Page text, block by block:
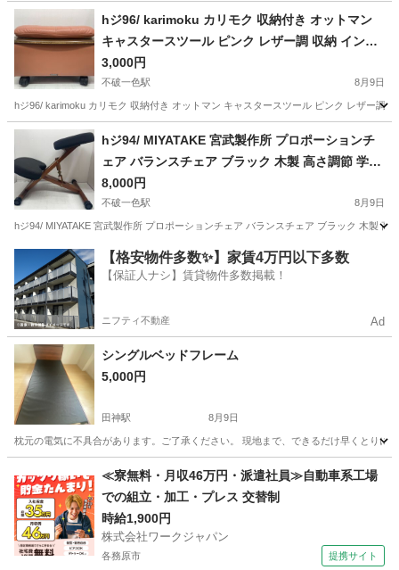
岐阜 羽島市 不破一色駅 本革
hジ96/ karimoku カリモク 収納付き オットマン
キャスタースツール ピンク レザー調 収納 インテ
リア 家具
3,000円
不破一色駅 8月9日
hジ96/ karimoku カリモク 収納付き オットマン キャスタースツール ピンク レザー調
岐阜 羽島市 不破一色駅 karimoku
hジ94/ MIYATAKE 宮武製作所 プロポーションチ
ェア バランスチェア ブラック 木製 高さ調節 学習
椅子 ブラック
8,000円
不破一色駅 8月9日
hジ94/ MIYATAKE 宮武製作所 プロポーションチェア バランスチェア ブラック 木製
羽島市 不破一色駅 椅子 宮武
【格安物件多数✨】家賃4万円以下多数
【保証人ナシ】賃貸物件多数掲載！
ニフティ不動産 Ad
シングルベッドフレーム
5,000円
田神駅 8月9日
枕元の電気に不具合があります。ご了承ください。 現地まで、できるだけ早くとりに
田神駅 ベッド フレーム
≪寮無料・月収46万円・派遣社員≫自動車系工場
での組立・加工・プレス 交替制
時給1,900円
株式会社ワークジャパン
各務原市 提携サイト